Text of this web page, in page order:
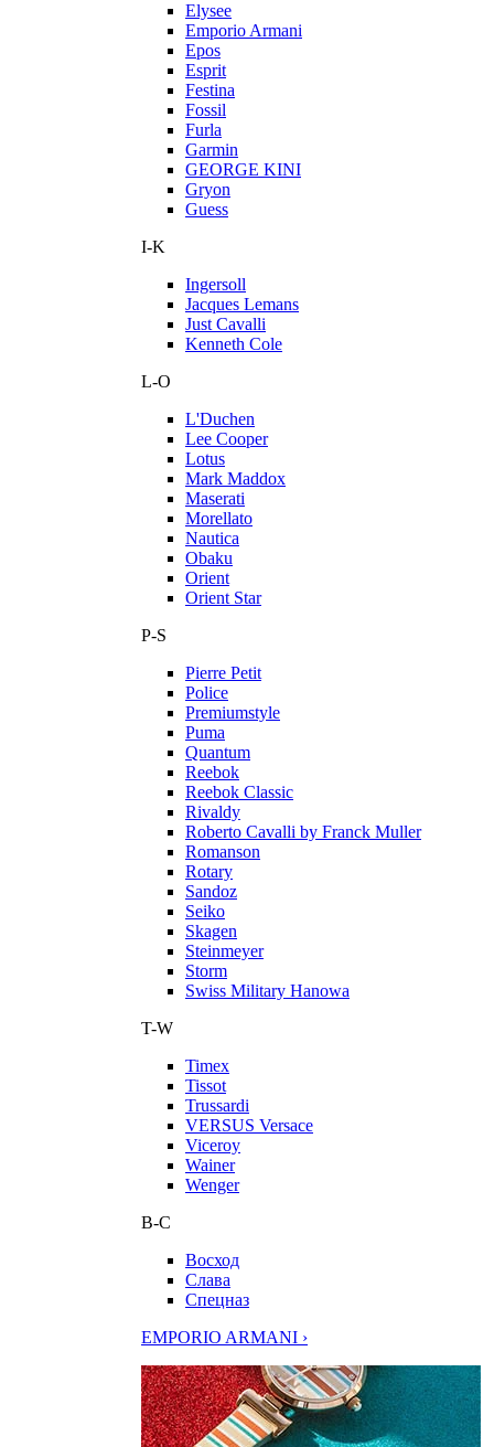
Elysee
Emporio Armani
Epos
Esprit
Festina
Fossil
Furla
Garmin
GEORGE KINI
Gryon
Guess
I-K
Ingersoll
Jacques Lemans
Just Cavalli
Kenneth Cole
L-O
L'Duchen
Lee Cooper
Lotus
Mark Maddox
Maserati
Morellato
Nautica
Obaku
Orient
Orient Star
P-S
Pierre Petit
Police
Premiumstyle
Puma
Quantum
Reebok
Reebok Classic
Rivaldy
Roberto Cavalli by Franck Muller
Romanson
Rotary
Sandoz
Seiko
Skagen
Steinmeyer
Storm
Swiss Military Hanowa
T-W
Timex
Tissot
Trussardi
VERSUS Versace
Viceroy
Wainer
Wenger
В-С
Восход
Слава
Спецназ
EMPORIO ARMANI ›